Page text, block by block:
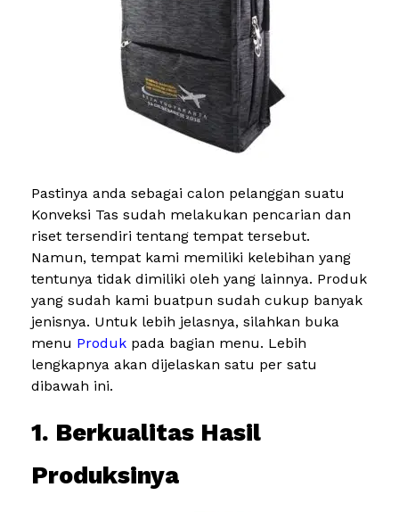
Pastinya anda sebagai calon pelanggan suatu
Konveksi Tas sudah melakukan pencarian dan
riset tersendiri tentang tempat tersebut.
Namun, tempat kami memiliki kelebihan yang
tentunya tidak dimiliki oleh yang lainnya. Produk
yang sudah kami buatpun sudah cukup banyak
jenisnya. Untuk lebih jelasnya, silahkan buka
menu Produk pada bagian menu. Lebih
lengkapnya akan dijelaskan satu per satu
dibawah ini.
1. Berkualitas Hasil
Produksinya